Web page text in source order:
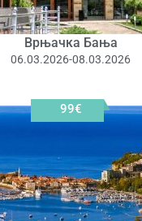
Врњачка Бања
06.03.2026-08.03.2026
99€